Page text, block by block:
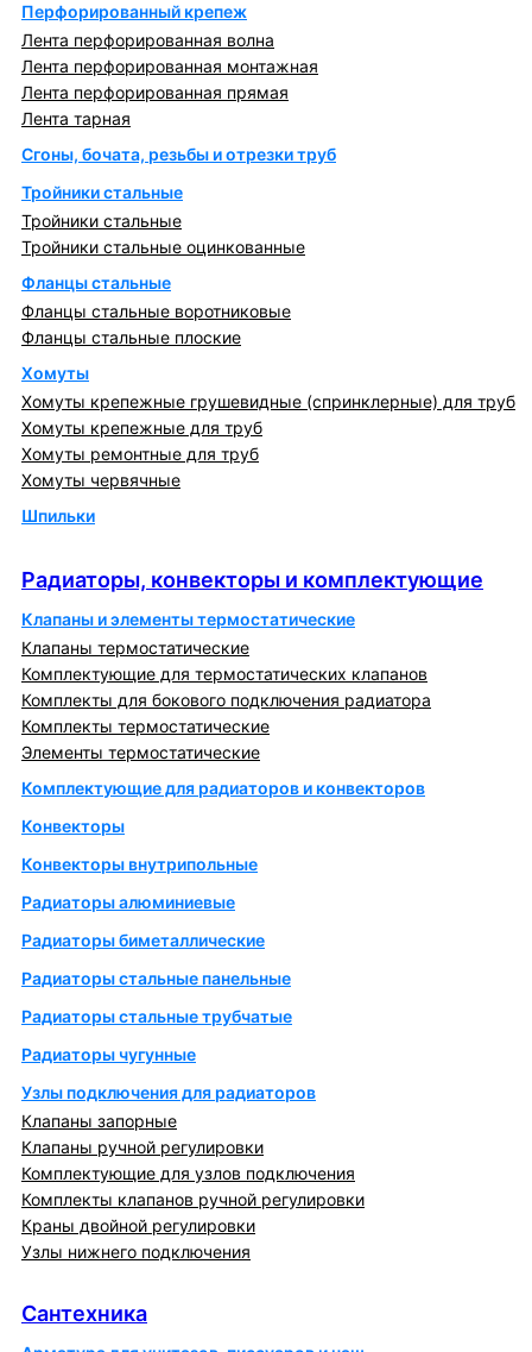
Перфорированный крепеж
Лента перфорированная волна
Лента перфорированная монтажная
Лента перфорированная прямая
Лента тарная
Сгоны, бочата, резьбы и отрезки труб
Тройники стальные
Тройники стальные
Тройники стальные оцинкованные
Фланцы стальные
Фланцы стальные воротниковые
Фланцы стальные плоские
Хомуты
Хомуты крепежные грушевидные (спринклерные) для труб
Хомуты крепежные для труб
Хомуты ремонтные для труб
Хомуты червячные
Шпильки
Радиаторы, конвекторы и комплектующие
Клапаны и элементы термостатические
Клапаны термостатические
Комплектующие для термостатических клапанов
Комплекты для бокового подключения радиатора
Комплекты термостатические
Элементы термостатические
Комплектующие для радиаторов и конвекторов
Конвекторы
Конвекторы внутрипольные
Радиаторы алюминиевые
Радиаторы биметаллические
Радиаторы стальные панельные
Радиаторы стальные трубчатые
Радиаторы чугунные
Узлы подключения для радиаторов
Клапаны запорные
Клапаны ручной регулировки
Комплектующие для узлов подключения
Комплекты клапанов ручной регулировки
Краны двойной регулировки
Узлы нижнего подключения
Сантехника